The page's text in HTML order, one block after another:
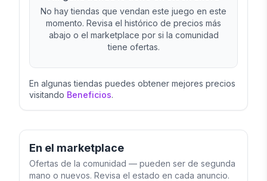
No hay tiendas que vendan este juego en este
momento. Revisa el histórico de precios más
abajo o el marketplace por si la comunidad
tiene ofertas.
En algunas tiendas puedes obtener mejores precios
visitando Beneficios.
En el marketplace
Ofertas de la comunidad — pueden ser de segunda
mano o nuevos. Revisa el estado en cada anuncio.